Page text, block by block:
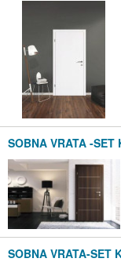
SOBNA VRATA -SET
SOBNA VRATA-SET